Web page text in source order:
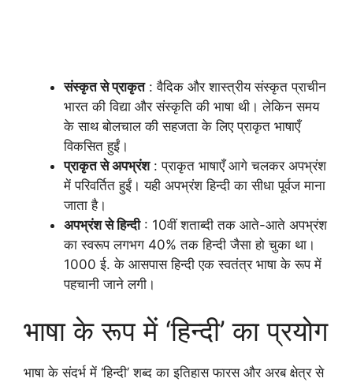
संस्कृत से प्राकृत: वैदिक और शास्त्रीय संस्कृत प्राचीन
भारत की विद्या और संस्कृति की भाषा थी। लेकिन समय
के साथ बोलचाल की सहजता के लिए प्राकृत भाषाएँ
विकसित हुईं।
प्राकृत से अपभ्रंश: प्राकृत भाषाएँ आगे चलकर अपभ्रंश
में परिवर्तित हुईं। यही अपभ्रंश हिन्दी का सीधा पूर्वज माना
जाता है।
अपभ्रंश से हिन्दी: 10वीं शताब्दी तक आते-आते अपभ्रंश
का स्वरूप लगभग 40% तक हिन्दी जैसा हो चुका था।
1000 ई. के आसपास हिन्दी एक स्वतंत्र भाषा के रूप में
पहचानी जाने लगी।
भाषा के रूप में ‘हिन्दी’ का प्रयोग
भाषा के संदर्भ में ‘हिन्दी’ शब्द का इतिहास फारस और अरब क्षेत्र से